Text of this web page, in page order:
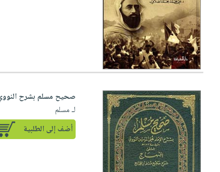
صحيح مسلم بشرح
لـ مسلم
أضف إلى الطلبية